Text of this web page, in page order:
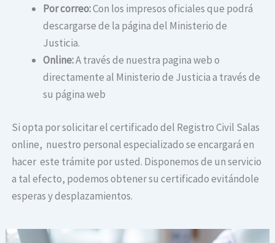
Por correo:Con los impresos oficiales que podrá
descargarse de la página del Ministerio de
Justicia.
Online:A través de nuestra pagina web o
directamente al Ministerio de Justicia a través de
su página web
Si opta por solicitar el certificado del Registro Civil Salas
online, nuestro personal especializado se encargará en
hacer este trámite por usted. Disponemos de un servicio
a tal efecto, podemos obtener su certificado evitándole
esperas y desplazamientos.